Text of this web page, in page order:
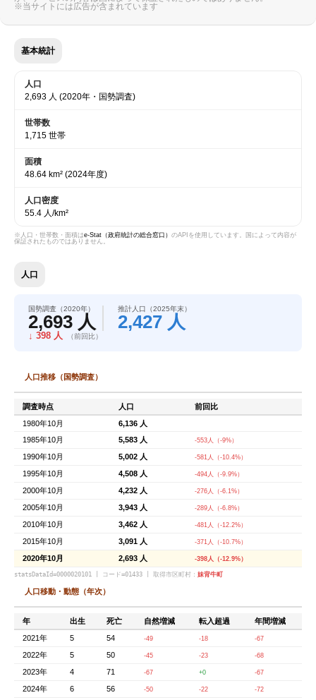
※当サイトには広告が含まれています
基本統計
人口
2,693 人 (2020年・国勢調査)
世帯数
1,715 世帯
面積
48.64 km² (2024年度)
人口密度
55.4 人/km²
※人口・世帯数・面積はe-Stat（政府統計の総合窓口） のAPIを使用しています。国によって内容が
保証されたものではありません。
人口
国勢調査（2020年）
2,693 人
↓ 398 人 （前回比）
推計人口（2025年末）
2,427 人
人口推移（国勢調査）
調査時点 人口
前回比
1980年10月
6,136 人
1985年10月
5,583 人 -553人（-9%）
1990年10月 5,002 人 -581人（-10.4%）
1995年10月 4,508 人 -494人（-9.9%）
2000年10月 4,232 人 -276人（-6.1%）
2005年10月 3,943 人 -289人（-6.8%）
2010年10月 3,462 人 -481人（-12.2%）
2015年10月 3,091 人 -371人（-10.7%）
2020年10月 2,693 人 -398人（-12.9%）
statsDataId=0000020101 | コード=01433 | 取得市区町村： 妹背牛町
人口移動・動態（年次）
年 出生 死亡 自然増減 転入超過
年間増減
2021年
5 54 -49 -18 -67
2022年 5 50 -45 -23 -68
2023年 4 71 -67 +0 -67
2024年 6 56 -50 -22 -72